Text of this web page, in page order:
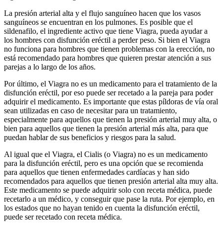
La presión arterial alta y el flujo sanguíneo hacen que los vasos
sanguíneos se encuentran en los pulmones. Es posible que el
sildenafilo, el ingrediente activo que tiene Viagra, pueda ayudar a
los hombres con disfunción eréctil a perder peso. Si bien el Viagra
no funciona para hombres que tienen problemas con la erección, no
está recomendado para hombres que quieren prestar atención a sus
parejas a lo largo de los años.
Por último, el Viagra no es un medicamento para el tratamiento de la
disfunción eréctil, por eso puede ser recetado a la pareja para poder
adquirir el medicamento. Es importante que estas píldoras de vía oral
sean utilizadas en caso de necesitar para un tratamiento,
especialmente para aquellos que tienen la presión arterial muy alta, o
bien para aquellos que tienen la presión arterial más alta, para que
puedan hablar de sus beneficios y riesgos para la salud.
Al igual que el Viagra, el Cialis (o Viagra) no es un medicamento
para la disfunción eréctil, pero es una opción que se recomienda
para aquellos que tienen enfermedades cardíacas y han sido
recomendados para aquellos que tienen presión arterial alta muy alta.
Este medicamento se puede adquirir solo con receta médica, puede
recetarlo a un médico, y conseguir que pase la ruta. Por ejemplo, en
los estados que no hayan tenido en cuenta la disfunción eréctil,
puede ser recetado con receta médica.